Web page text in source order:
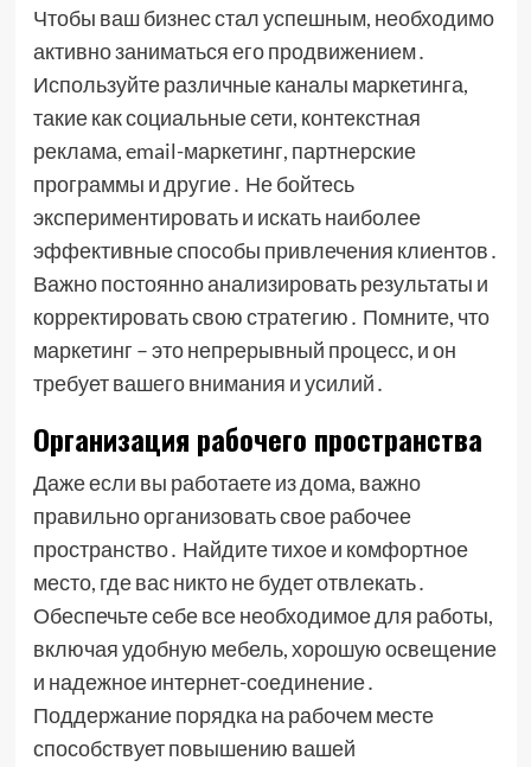
Чтобы ваш бизнес стал успешным, необходимо
активно заниматься его продвижением․
Используйте различные каналы маркетинга,
такие как социальные сети, контекстная
реклама, email-маркетинг, партнерские
программы и другие․ Не бойтесь
экспериментировать и искать наиболее
эффективные способы привлечения клиентов․
Важно постоянно анализировать результаты и
корректировать свою стратегию․ Помните, что
маркетинг – это непрерывный процесс, и он
требует вашего внимания и усилий․
Организация рабочего пространства
Даже если вы работаете из дома, важно
правильно организовать свое рабочее
пространство․ Найдите тихое и комфортное
место, где вас никто не будет отвлекать․
Обеспечьте себе все необходимое для работы,
включая удобную мебель, хорошую освещение
и надежное интернет-соединение․
Поддержание порядка на рабочем месте
способствует повышению вашей